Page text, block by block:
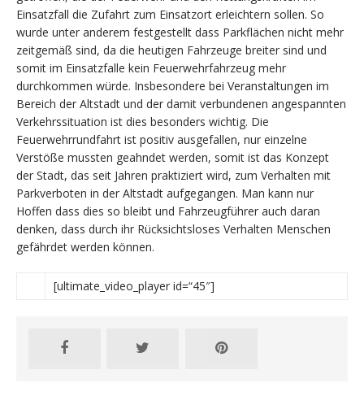
Einsatzfall die Zufahrt zum Einsatzort erleichtern sollen. So
wurde unter anderem festgestellt dass Parkflächen nicht mehr
zeitgemäß sind, da die heutigen Fahrzeuge breiter sind und
somit im Einsatzfalle kein Feuerwehrfahrzeug mehr
durchkommen würde. Insbesondere bei Veranstaltungen im
Bereich der Altstadt und der damit verbundenen angespannten
Verkehrssituation ist dies besonders wichtig. Die
Feuerwehrrundfahrt ist positiv ausgefallen, nur einzelne
Verstöße mussten geahndet werden, somit ist das Konzept
der Stadt, das seit Jahren praktiziert wird, zum Verhalten mit
Parkverboten in der Altstadt aufgegangen. Man kann nur
Hoffen dass dies so bleibt und Fahrzeugführer auch daran
denken, dass durch ihr Rücksichtsloses Verhalten Menschen
gefährdet werden können.
[ultimate_video_player id=“45″]